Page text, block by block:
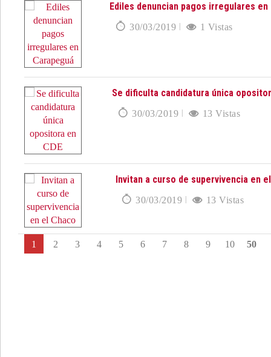
Ediles denuncian pagos irregulares en
30/03/2019 1 Vistas
Se dificulta candidatura única
30/03/2019 13 Vistas
Invitan a curso de supervivencia en
30/03/2019 13 Vistas
1 2 3 4 5 6 7 8 9 10 50